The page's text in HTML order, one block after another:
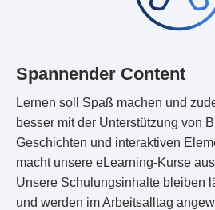
Spannender Content
Lernen soll Spaß machen und
besser mit der Unterstützung von
Geschichten und interaktiven
macht unsere eLearning-Kurse
Unsere Schulungsinhalte bleiben
und werden im Arbeitsalltag